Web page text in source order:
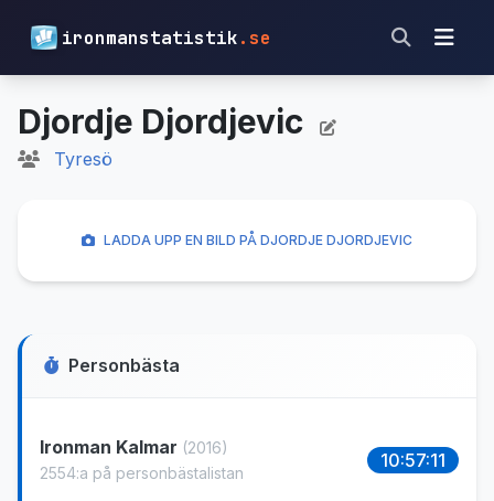
ironmanstatistik.se
Djordje Djordjevic
Tyresö
Personbästa
Ironman Kalmar (2016)
2554:a på personbästalistan
10:57:11
LADDA UPP EN BILD PÅ DJORDJE DJORDJEVIC